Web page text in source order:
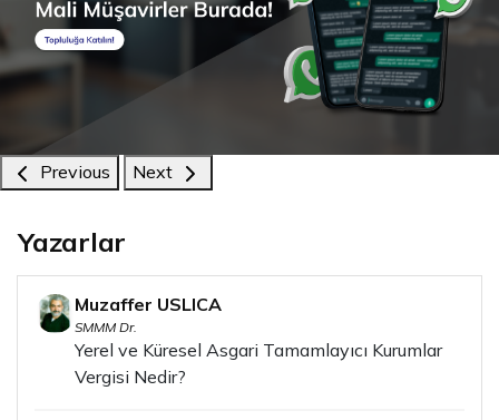
Previous Next
Yazarlar
Muzaffer USLICA
SMMM Dr.
Yerel ve Küresel Asgari Tamamlayıcı Kurumlar
Vergisi Nedir?